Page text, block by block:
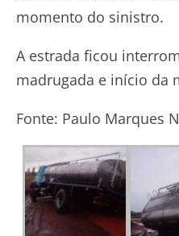
momento do sinistro.
A estrada ficou
madrugada e início da
Fonte: Paulo Marques